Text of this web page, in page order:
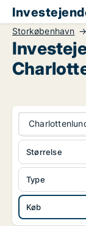
Storkøbenhavn
Type
Køb
Størrelse